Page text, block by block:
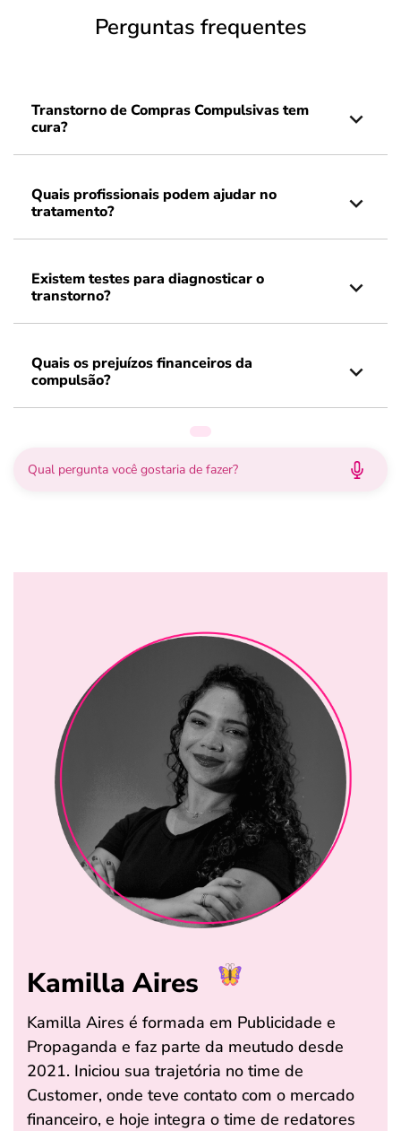
Perguntas frequentes
Transtorno de Compras Compulsivas tem
cura?
Quais profissionais podem ajudar no
tratamento?
Existem testes para diagnosticar o
transtorno?
Quais os prejuízos financeiros da
compulsão?
Kamilla Aires
Kamilla Aires é formada em Publicidade e
Propaganda e faz parte da meutudo desde
2021. Iniciou sua trajetória no time de
Customer, onde teve contato com o mercado
financeiro, e hoje integra o time de redatores